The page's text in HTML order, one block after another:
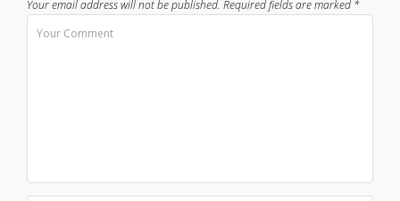
Your email address will not be published. Required fields are marked *